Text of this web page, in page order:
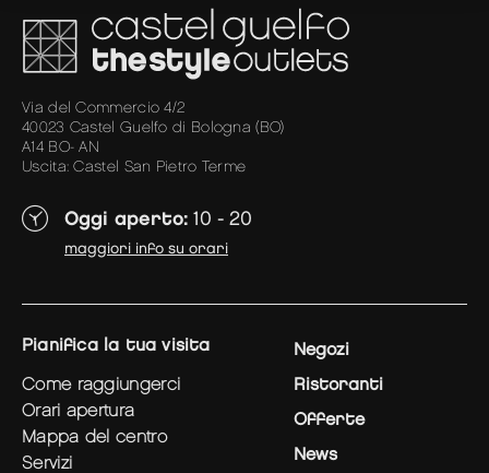
Via del Commercio 4/2
40023 Castel Guelfo di Bologna (BO)
A14 BO- AN
Uscita: Castel San Pietro Terme
Oggi aperto: 10 - 20
maggiori info su orari
pianifica la tua visita
come raggiungerci
orari apertura
mappa del centro
servizi
Negozi
Ristoranti
Offerte
News